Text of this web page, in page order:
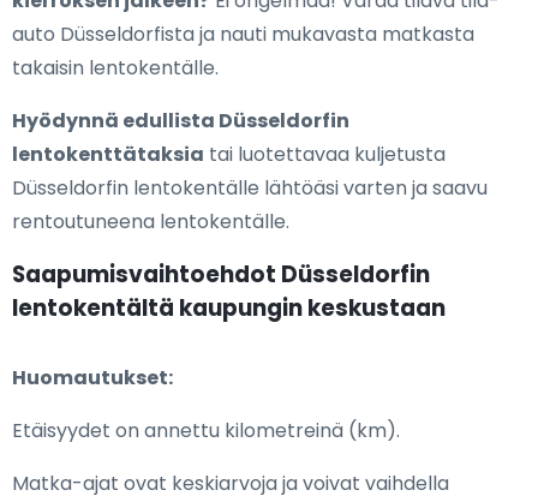
auto Düsseldorfista ja nauti mukavasta matkasta
takaisin lentokentälle.
Hyödynnä edullista Düsseldorfin
lentokenttätaksia tai luotettavaa kuljetusta
Düsseldorfin lentokentälle lähtöäsi varten ja saavu
rentoutuneena lentokentälle.
Saapumisvaihtoehdot Düsseldorfin
lentokentältä kaupungin keskustaan
Huomautukset:
Etäisyydet on annettu kilometreinä (km).
Matka-ajat ovat keskiarvoja ja voivat vaihdella